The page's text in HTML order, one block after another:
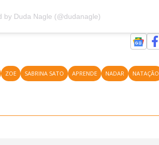
by Duda Nagle (@dudanagle)
ZOE SABRINA SATO APRENDE NADAR NATAÇÃO